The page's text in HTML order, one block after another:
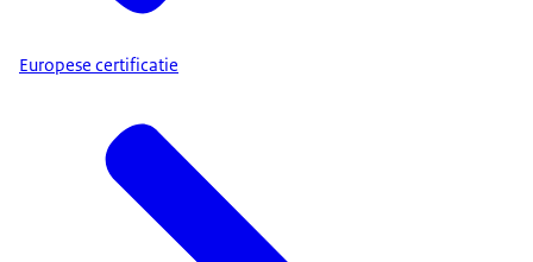
Europese certificatie